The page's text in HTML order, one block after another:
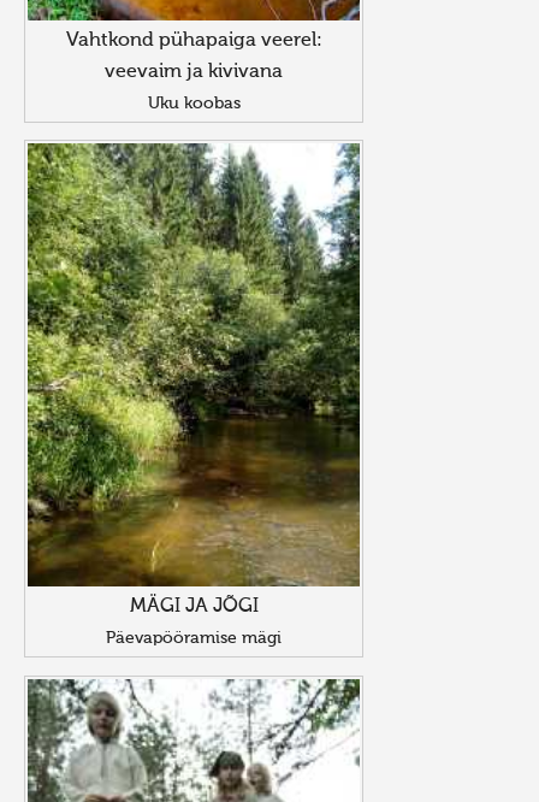
Vahtkond pühapaiga veerel:
veevaim ja kivivana
Uku koobas
MÄGI JA JÕGI
Päevapööramise mägi